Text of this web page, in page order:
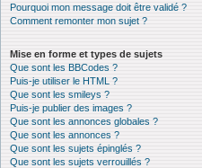
Pourquoi mon message doit être validé ?
Comment remonter mon sujet ?
Mise en forme et types de sujets
Que sont les BBCodes ?
Puis-je utiliser le HTML ?
Que sont les smileys ?
Puis-je publier des images ?
Que sont les annonces globales ?
Que sont les annonces ?
Que sont les sujets épinglés ?
Que sont les sujets verrouillés ?